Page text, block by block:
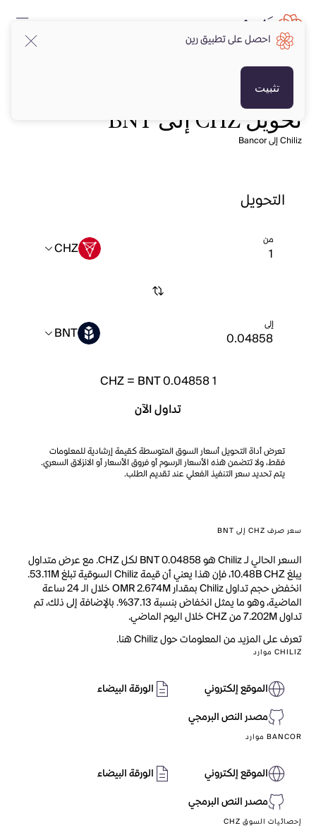
تحويل CHZ إلى BNT
Chiliz إلى Bancor
التحويل
من CHZ
إلى BNT
1
CHZ= BNT 0.04858
تداول الآن
تعرض أداة التحويل أسعار السوق المتوسطة كقيمة إرشادية للمعلومات
فقط، ولا تتضمن هذه الأسعار الرسوم أو فروق الأسعار أو الانزلاق السعري.
يتم تحديد سعر التنفيذ الفعلي عند تقديم الطلب.
سعر صرف CHZ إلى BNT
السعر الحالي لـ Chiliz هو BNT 0.04858 لكل CHZ. مع عرض متداول
يبلغ 10.48B CHZ، فإن هذا يعني أن قيمة Chiliz السوقية تبلغ 53.11M.
انخفض حجم تداول Chiliz بمقدار OMR 2.674M خلال الـ 24 ساعة
الماضية، وهو ما يمثل انخفاض بنسبة 37.13%. بالإضافة إلى ذلك، تم
تداول 7.202M من CHZ خلال اليوم الماضي.
تعرف على المزيد من المعلومات حول Chiliz هنا.
CHILIZ موارد
الموقع إلكتروني
الورقة البيضاء
مصدر النص البرمجي
BANCOR موارد
الموقع إلكتروني
الورقة البيضاء
مصدر النص البرمجي
إحصائيات السوق CHZ
احصل على تطبيق رين
تثبيت